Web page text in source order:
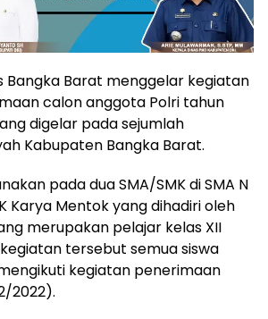
Bangka Barat menggelar kegiatan
calon anggota Polri tahun
digelar pada sejumlah
Kabupaten Bangka Barat.
pada dua SMA/SMK di SMA N
Karya Mentok yang dihadiri oleh
merupakan pelajar kelas XII
tersebut semua siswa
kegiatan penerimaan
2022).